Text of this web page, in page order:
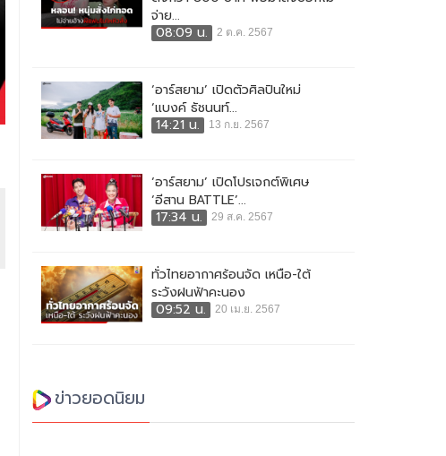
จ่าย...
08:09 น.
2 ต.ค. 2567
‘อาร์สยาม’ เปิดตัวศิลปินใหม่
‘แบงค์ ธัชนนท์...
14:21 น.
13 ก.ย. 2567
‘อาร์สยาม’ เปิดโปรเจกต์พิเศษ
‘อีสาน BATTLE’...
17:34 น.
29 ส.ค. 2567
ทั่วไทยอากาศร้อนจัด เหนือ-ใต้
ระวังฝนฟ้าคะนอง
09:52 น.
20 เม.ย. 2567
ข่าวยอดนิยม